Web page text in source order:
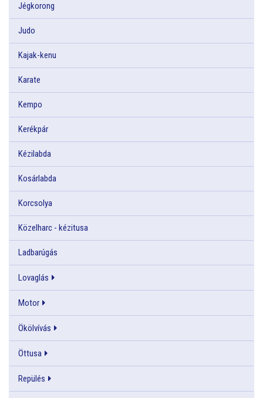
Jégkorong
Judo
Kajak-kenu
Karate
Kempo
Kerékpár
Kézilabda
Kosárlabda
Korcsolya
Közelharc - kézitusa
Ladbarúgás
Lovaglás
Motor
Ökölvívás
Öttusa
Repülés